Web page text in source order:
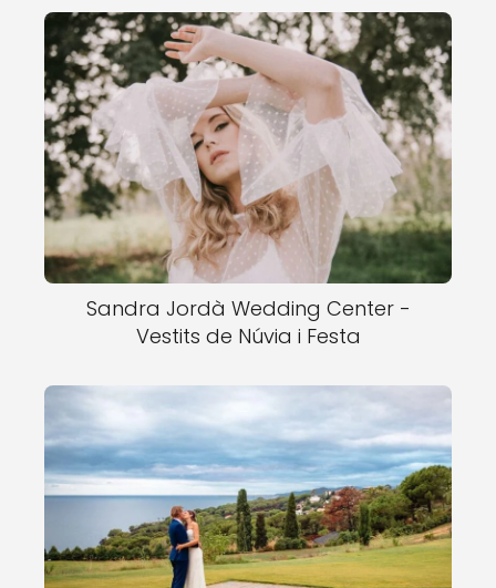
Sandra Jordà Wedding Center -
Vestits de Núvia i Festa